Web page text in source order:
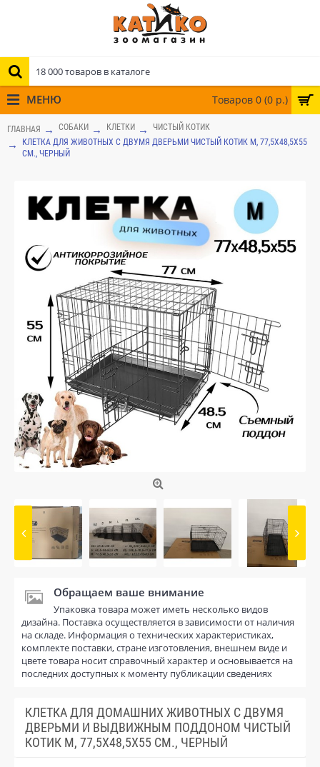
Товаров 0 (0 р.)
МЕНЮ
ГЛАВНАЯ СОБАКИ КЛЕТКИ
ЧИСТЫЙ КОТИК
КЛЕТКА ДЛЯ ЖИВОТНЫХ С ДВУМЯ ДВЕРЬМИ ЧИСТЫЙ КОТИК M, 77,5X48,5X55
СМ., ЧЕРНЫЙ
Обращаем ваше внимание
Упаковка товара может иметь несколько видов
дизайна. Поставка осуществляется в зависимости от наличия
на складе. Информация о технических характеристиках,
комплекте поставки, стране изготовления, внешнем виде и
цвете товара носит справочный характер и основывается на
последних доступных к моменту публикации сведениях
КЛЕТКА ДЛЯ ДОМАШНИХ ЖИВОТНЫХ С ДВУМЯ
ДВЕРЬМИ И ВЫДВИЖНЫМ ПОДДОНОМ ЧИСТЫЙ
КОТИК M, 77,5X48,5X55 СМ., ЧЕРНЫЙ